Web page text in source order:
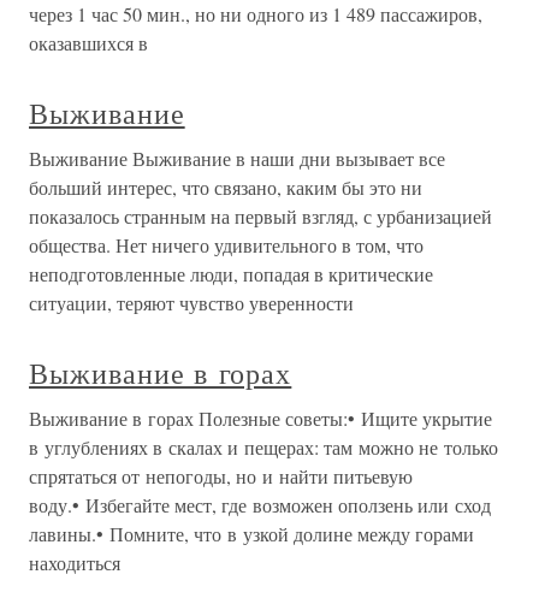
через 1 час 50 мин., но ни одного из 1 489 пассажиров,
оказавшихся в
Выживание
Выживание Выживание в наши дни вызывает все
больший интерес, что связано, каким бы это ни
показалось странным на первый взгляд, с урбанизацией
общества. Нет ничего удивительного в том, что
неподготовленные люди, попадая в критические
ситуации, теряют чувство уверенности
Выживание в горах
Выживание в горах Полезные советы:• Ищите укрытие
в углублениях в скалах и пещерах: там можно не только
спрятаться от непогоды, но и найти питьевую
воду.• Избегайте мест, где возможен оползень или сход
лавины.• Помните, что в узкой долине между горами
находиться